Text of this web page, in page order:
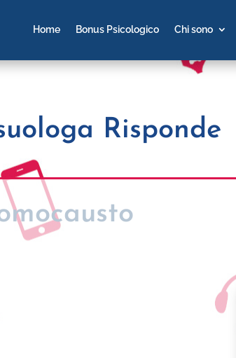
Home Bonus Psicologico Chi sono
Risponde